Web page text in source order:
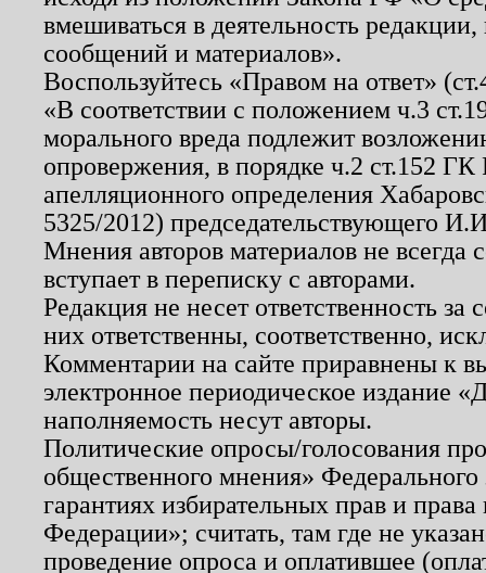
вмешиваться в деятельность
сообщений и материалов».
Воспользуйтесь «Правом на ответ»
«В соответствии с положением ч.3
морального вреда подлежит
опровержения, в порядке ч.2 ст.152
апелляционного определения
5325/2012) председательствующего
Мнения авторов материалов не
вступает в переписку с авторами.
Редакция не несет ответственность
них ответственны, соответственно,
Комментарии на сайте приравнены к
электронное периодическое издание
наполняемость несут авторы.
Политические опросы/голосования
общественного мнения»
гарантиях избирательных прав и
Федерации»; считать, там где не
проведение опроса и оплатившее